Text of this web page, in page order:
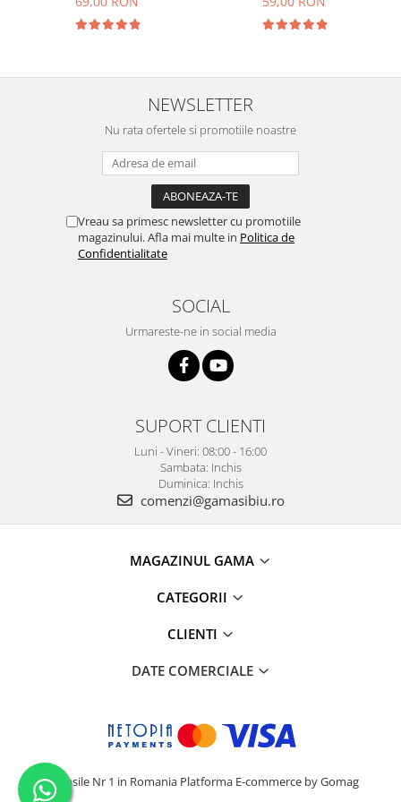
NEWSLETTER
Nu rata ofertele si promotiile noastre
Vreau sa primesc newsletter cu promotiile
magazinului. Afla mai multe in Politica de
Confidentialitate
SOCIAL
Urmareste-ne in social media
SUPORT CLIENTI
Luni - Vineri: 08:00 - 16:00
Sambata: Inchis
Duminica: Inchis
comenzi@gamasibiu.ro
MAGAZINUL GAMA
CATEGORII
CLIENTI
DATE COMERCIALE
Camasile Nr 1 in Romania Platforma E-commerce by Gomag